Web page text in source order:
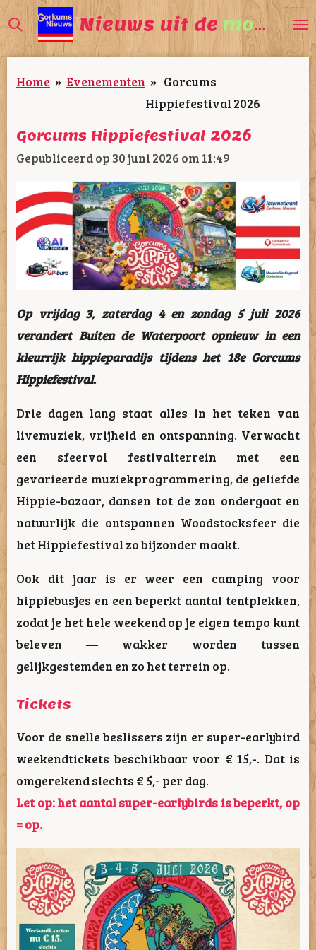
Ga
direct
naar
de
Nieuws uit de mooiste
Home » Evenementen » Gorcums
Hippiefestival 2026
Gorcums Hippiefestival 2026
Gepubliceerd op 30 juni 2026 om 11:49
Op vrijdag 3, zaterdag 4 en zondag 5 juli 2026
verandert Buiten de Waterpoort opnieuw in een
kleurrijk hippieparadijs tijdens het 18e Gorcums
Hippiefestival.
Drie dagen lang staat alles in het teken van
livemuziek, vrijheid en ontspanning. Verwacht
een sfeervol festivalterrein met een
gevarieerde muziekprogrammering, de geliefde
Hippie-bazaar, dansen tot de zon ondergaat en
natuurlijk die ontspannen Woodstocksfeer die
het Hippiefestival zo bijzonder maakt.
Ook dit jaar is er weer een camping voor
hippiebusjes en een beperkt aantal tentplekken,
zodat je het hele weekend op je eigen tempo kunt
beleven — wakker worden tussen
gelijkgestemden en zo het terrein op.
Tickets
Voor de snelle beslissers zijn er super-earlybird
weekendtickets beschikbaar voor € 15,-. Dat is
omgerekend slechts € 5,- per dag.
Let op: het aantal super-earlybirds is beperkt, op
= op.